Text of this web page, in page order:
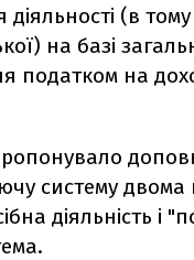
діяльності (в тому
на базі
податком на
систему двома
діяльність і